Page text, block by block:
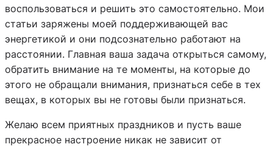
воспользоваться и решить это самостоятельно. Мои
статьи заряжены моей поддерживающей вас
энергетикой и они подсознательно работают на
расстоянии. Главная ваша задача открыться самому,
обратить внимание на те моменты, на которые до
этого не обращали внимания, признаться себе в тех
вещах, в которых вы не готовы были признаться.
Желаю всем приятных праздников и пусть ваше
прекрасное настроение никак не зависит от